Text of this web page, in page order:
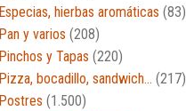
Especias, hierbas aromáticas (83)
Pan y varios (208)
Pinchos y Tapas (220)
Pizza, bocadillo, sandwich… (217)
Postres (1.500)